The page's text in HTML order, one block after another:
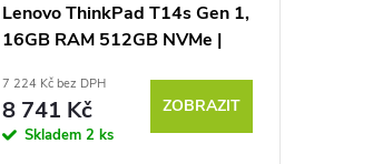
Lenovo ThinkPad T14s Gen 1,
16GB RAM 512GB NVMe |
7 224 Kč bez DPH
8 741 Kč
Skladem 2 ks
ZOBRAZIT